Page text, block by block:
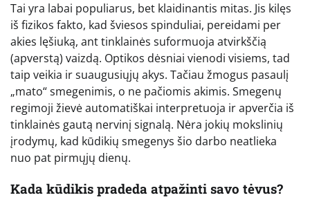
Tai yra labai populiarus, bet klaidinantis mitas. Jis kilęs
iš fizikos fakto, kad šviesos spinduliai, pereidami per
akies lęšiuką, ant tinklainės suformuoja atvirkščią
(apverstą) vaizdą. Optikos dėsniai vienodi visiems, tad
taip veikia ir suaugusiųjų akys. Tačiau žmogus pasaulį
„mato“ smegenimis, o ne pačiomis akimis. Smegenų
regimoji žievė automatiškai interpretuoja ir apverčia iš
tinklainės gautą nervinį signalą. Nėra jokių mokslinių
įrodymų, kad kūdikių smegenys šio darbo neatlieka
nuo pat pirmųjų dienų.
Kada kūdikis pradeda atpažinti savo tėvus?